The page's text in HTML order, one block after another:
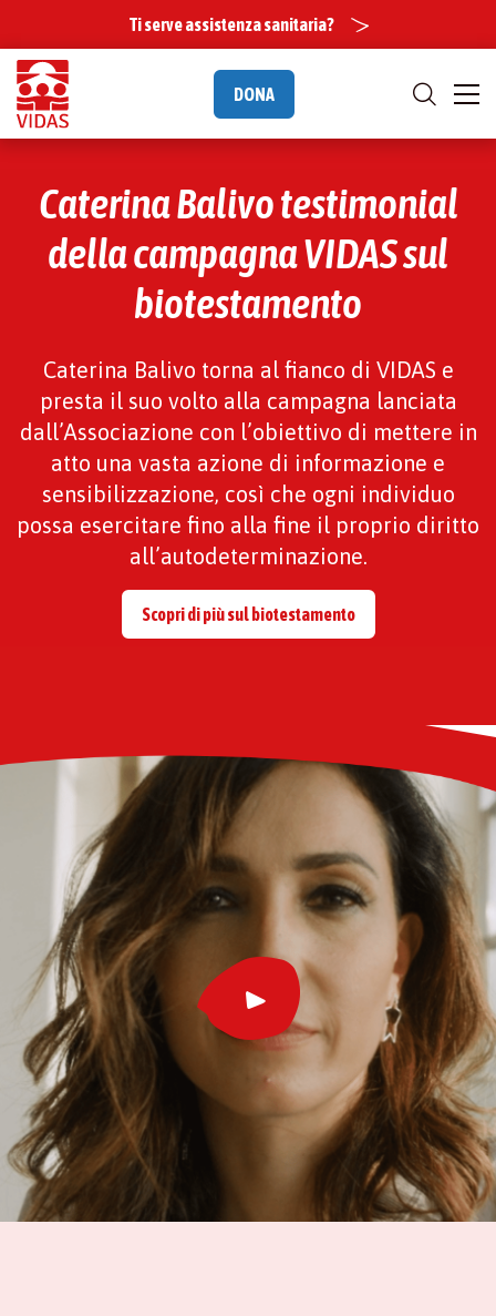
Ti serve assistenza sanitaria?
DONA
Caterina Balivo testimonial
della campagna VIDAS sul
biotestamento
Caterina Balivo torna al fianco di VIDAS e
presta il suo volto alla campagna lanciata
dall’Associazione con l’obiettivo di mettere in
atto una vasta azione di informazione e
sensibilizzazione, così che ogni individuo
possa esercitare fino alla fine il proprio diritto
all’autodeterminazione.
Scopri di più sul biotestamento
Play
-00:33
Mute